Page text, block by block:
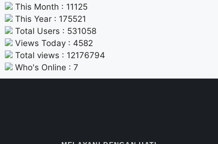
This Month : 11125
This Year : 175521
Total Users : 531058
Views Today : 4582
Total views : 12176794
Who's Online : 7